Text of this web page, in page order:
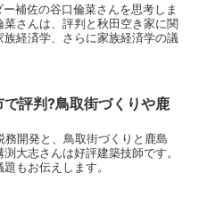
補佐の谷口倫菜さんを思考しま
さんは、評判と秋田空き家に関
経済学、さらに家族経済学の議
評判?鳥取街づくりや鹿
開発と、鳥取街づくりと鹿島
大志さんは好評建築技師です。
もお伝えします。